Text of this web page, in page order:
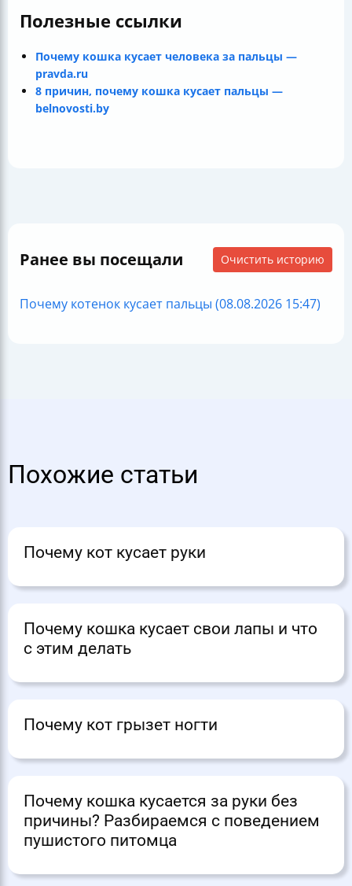
Полезные ссылки
Почему кошка кусает человека за пальцы —
pravda.ru
8 причин, почему кошка кусает пальцы —
belnovosti.by
Ранее вы посещали Очистить историю
Почему котенок кусает пальцы (08.08.2026 15:47)
Похожие статьи
Почему кот кусает руки
Почему кошка кусает свои лапы и что
с этим делать
Почему кот грызет ногти
Почему кошка кусается за руки без
причины? Разбираемся с поведением
пушистого питомца